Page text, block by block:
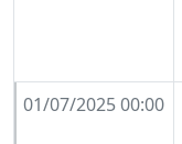
01/07/2025 00:00